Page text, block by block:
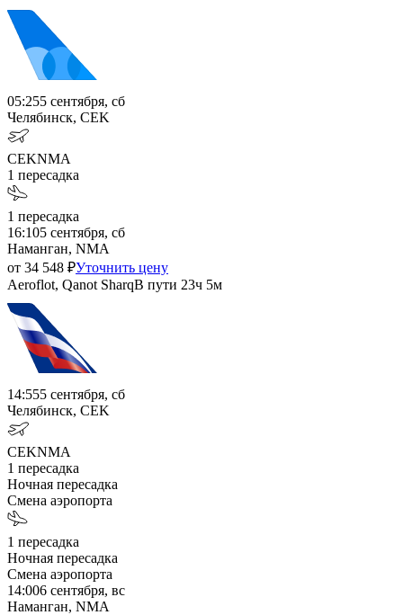
05:255 сентября, сб
Челябинск, CEK
CEKNMA
1 пересадка
1 пересадка
16:105 сентября, сб
Наманган, NMA
от 34 548 ₽Уточнить цену
Aeroflot, Qanot SharqВ пути 23ч 5м
14:555 сентября, сб
Челябинск, CEK
CEKNMA
1 пересадка
Ночная пересадка
Смена аэропорта
1 пересадка
Ночная пересадка
Смена аэропорта
14:006 сентября, вс
Наманган, NMA